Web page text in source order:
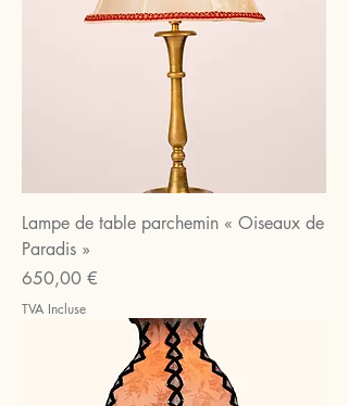
Lampe de table parchemin « Oiseaux de
Paradis »
Prix
650,00 €
TVA Incluse